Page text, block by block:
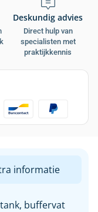
Deskundig advies
Direct hulp van
specialisten met
praktijkkennis
informatie
buffervat